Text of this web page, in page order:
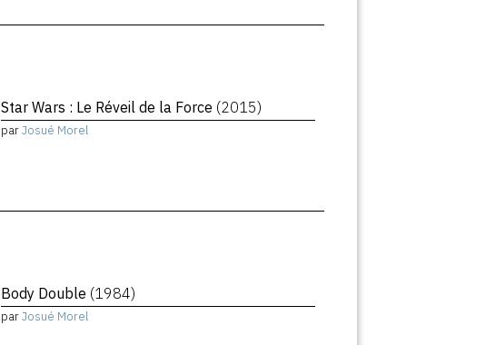
Star Wars : Le Réveil de la Force (2015)
parJosué Morel
Body Double (1984)
parJosué Morel